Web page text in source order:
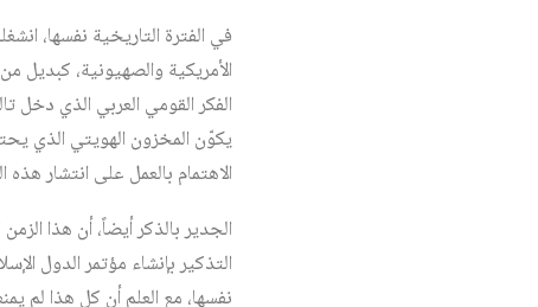
في الفترة التاريخية نفسها،
الأمريكية والصهيونية، كبديل
الفكر القومي العربي الذي دخل
يكوّن المخزون الهويتي الذي
الاهتمام بالعمل على انتشار
الجدير بالذكر أيضاً، أن هذا
التذكير بإنشاء مؤتمر الدول
نفسها، مع العلم أن كل هذا لم